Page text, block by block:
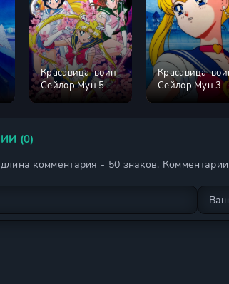
Красавица-воин
Сейлор Мун 5
Красавица-
Сейлор Мун 3
(0)
комментария - 50 знаков.